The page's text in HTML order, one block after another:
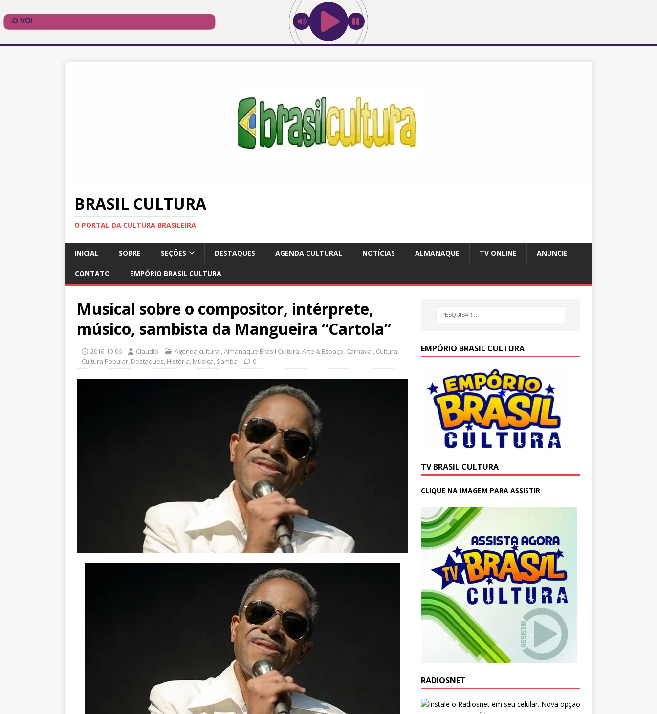
BRASIL CULTURA
O PORTAL DA CULTURA BRASILEIRA
INICIAL SOBRE SEÇÕES DESTAQUES AGENDA CULTURAL NOTÍCIAS ALMANAQUE TV ONLINE ANUNCIE
CONTATO EMPÓRIO BRASIL CULTURA
Musical sobre o compositor, intérprete,
músico, sambista da Mangueira “Cartola”
2016-10-06 Claudio Agenda cultural,Almanaque Brasil Cultura,Arte & Espaço, Carnaval, Cultura,
Cultura Popular, Destaques, História, Música, Samba 0
EMPÓRIO BRASIL CULTURA
TV BRASIL CULTURA
CLIQUE NA IMAGEM PARA ASSISTIR
RADIOSNET